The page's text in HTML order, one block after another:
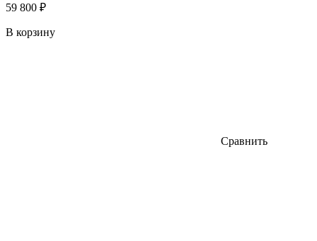
59 800 ₽
В корзину
Сравнить